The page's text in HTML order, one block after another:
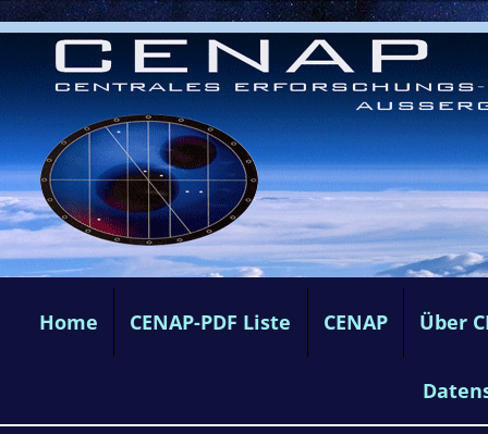
Home CENAP-PDF Liste CENAP Über